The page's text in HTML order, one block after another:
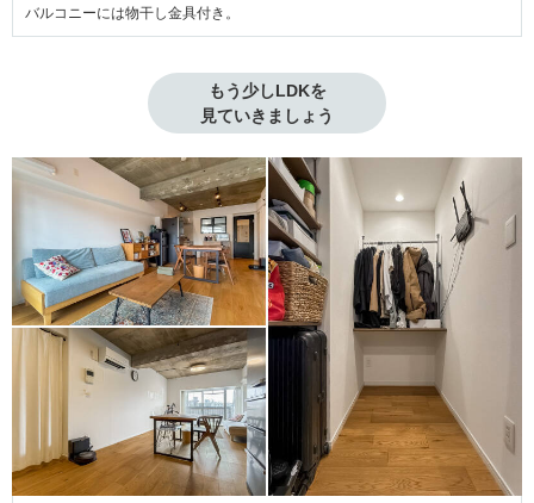
バルコニーには物干し金具付き。
もう少しLDKを
見ていきましょう